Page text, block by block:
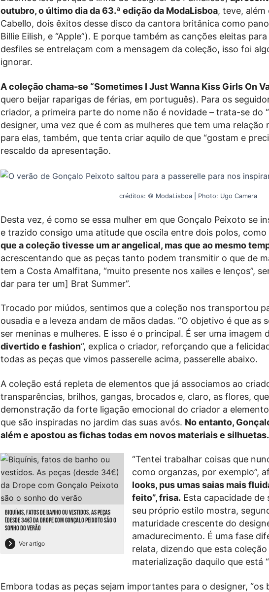
outubro, o último dia da 63.ª edição da ModaLisboa, teve, além
Cabello, dois êxitos desse disco da cantora britânica como pano
Billie Eilish, e “Apple”). E porque também as canções eleitas
desfiles se entrelaçam com a mensagem da coleção, isso foi
ignorar.
A coleção chama-se “Sometimes I Just Wanna Kiss Girls On
quero beijar raparigas de férias, em português). Para os
criador, a primeira parte do nome não é novidade – trata-se do
designer, uma vez que é com as mulheres que tem uma relação
para elas, também, que tenta criar aquilo de que “gostam e
rescaldo da apresentação.
créditos: © ModaLisboa | Photo: Ugo Camera
Desta vez, é como se essa mulher em que Gonçalo Peixoto se
e trazido consigo uma atitude que oscila entre dois polos, como
que a coleção tivesse um ar angelical, mas que ao mesmo
acrescentando que as peças tanto podem transmitir o que de
tem a Costa Amalfitana, “muito presente nos xailes e lenços”,
dar para ter um] Brat Summer”.
Trocado por miúdos, sentimos que a coleção nos transportou
ousadia e a leveza andam de mãos dadas. “O objetivo é que as
ser meninas e mulheres. E isso é o principal. É ser uma imagem
divertido e fashion“, explica o criador, reforçando que a
todas as peças que vimos passerelle acima, passerelle abaixo.
A coleção está repleta de elementos que já associamos ao
transparências, brilhos, gangas, brocados e, claro, as flores,
demonstração da forte ligação emocional do criador a
que são inspiradas no jardim das suas avós. No entanto,
além e apostou as fichas todas em novos materiais e silhuetas.
BIQUÍNIS, FATOS DE BANHO OU VESTIDOS. AS PEÇAS
(DESDE 34€) DA DROPE COM GONÇALO PEIXOTO SÃO O
SONHO DO VERÃO
Ver artigo
“Tentei trabalhar coisas que
como organzas, por exemplo”,
looks, pus umas saias mais
feito”, frisa. Esta capacidade
seu próprio estilo mostra,
maturidade crescente do
amadurecimento. É uma fase
relata, dizendo que esta
materialização daquilo que está
Embora todas as peças sejam importantes para o designer,